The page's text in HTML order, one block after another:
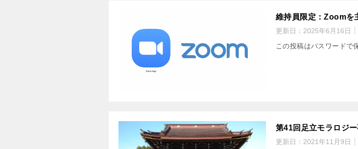
維持員限定：Zoomを
更新日： 2025年6月16日
この投稿はパスワードで
第41回足立モラロジ
更新日： 2021年11月9日